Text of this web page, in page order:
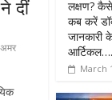
दीं
अमर
लक्षण?
कब करें
जानकारी
आर्टिकल….
March